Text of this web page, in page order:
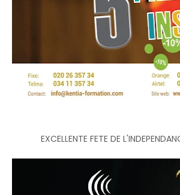
EXCELLENTE FETE DE